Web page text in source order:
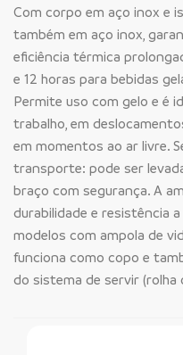
Com corpo em aço inox e
também em aço inox,
eficiência térmica
e 12 horas para bebidas
Permite uso com gelo e é
trabalho, em
em momentos ao ar livre.
transporte: pode ser
braço com segurança. A
durabilidade e resistência
modelos com ampola de
funciona como copo e
do sistema de servir (rolha